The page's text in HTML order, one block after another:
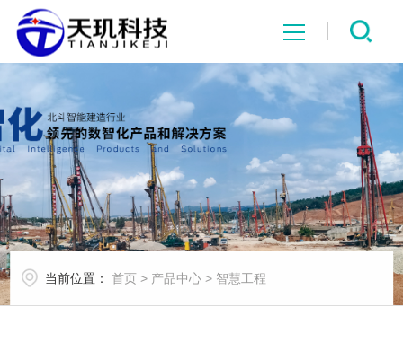
网站首页
系统中心
解决方案
项目案例
产品中心
当前位置： 首页 > 产品中心 > 智慧工程